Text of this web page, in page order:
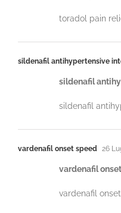
toradol pain
sildenafil antihypertensive
sildenafil
sildenafil
vardenafil onset speed 26
vardenafil
vardenafil